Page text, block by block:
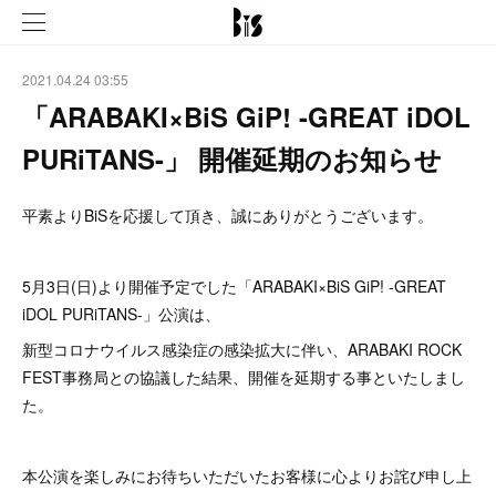
2021.04.24 03:55
「ARABAKI×BiS GiP! -GREAT iDOL
PURiTANS-」 開催延期のお知らせ
平素よりBiSを応援して頂き、誠にありがとうございます。
5月3日(日)より開催予定でした「ARABAKI×BiS GiP! -GREAT
iDOL PURiTANS-」公演は、
新型コロナウイルス感染症の感染拡大に伴い、ARABAKI ROCK
FEST事務局との協議した結果、開催を延期する事といたしまし
た。
本公演を楽しみにお待ちいただいたお客様に心よりお詫び申し上